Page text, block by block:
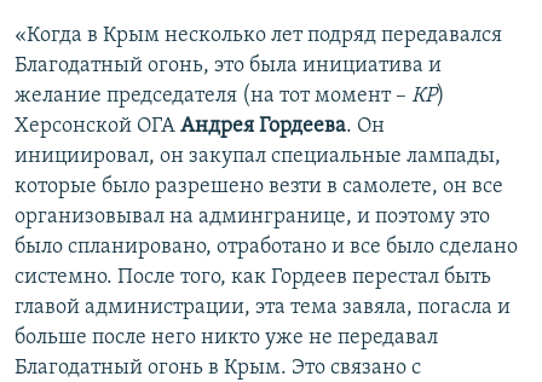
«Когда в Крым несколько лет подряд передавался
Благодатный огонь, это была инициатива и
желание председателя (на тот момент – КР)
Херсонской ОГА Андрея Гордеева. Он
инициировал, он закупал специальные лампады,
которые было разрешено везти в самолете, он все
организовывал на админгранице, и поэтому это
было спланировано, отработано и все было сделано
системно. После того, как Гордеев перестал быть
главой администрации, эта тема завяла, погасла и
больше после него никто уже не передавал
Благодатный огонь в Крым. Это связано с